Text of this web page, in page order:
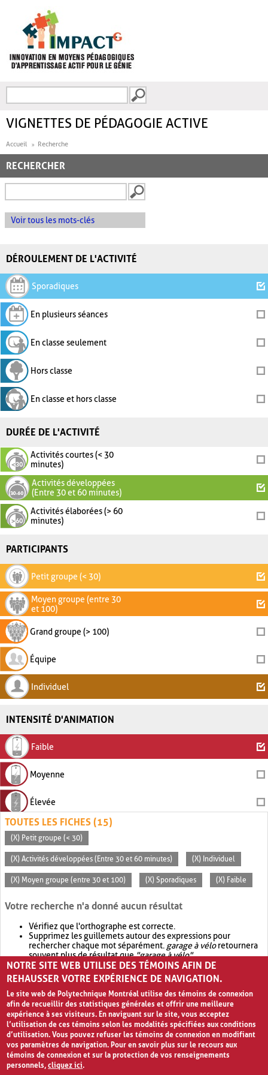
FORMULAIRE DE
VIGNETTES DE PÉDAGOGIE ACTIVE
Accueil Recherche
RECHERCHER
Voir tous les mots-clés
DÉROULEMENT DE L'ACTIVITÉ
Sporadiques
En plusieurs séances
En classe seulement
Hors classe
En classe et hors classe
DURÉE DE L'ACTIVITÉ
Activités courtes (< 30
minutes)
Activités développées
(Entre 30 et 60 minutes)
Activités élaborées (> 60
minutes)
PARTICIPANTS
Petit groupe (< 30)
Moyen groupe (entre 30
et 100)
Grand groupe (> 100)
Équipe
Individuel
INTENSITÉ D'ANIMATION
Faible
Moyenne
Élevée
TOUTES LES FICHES (15)
(X) Petit groupe (< 30)
(X) Activités développées (Entre 30 et 60 minutes) (X) Individuel
(X) Moyen groupe (entre 30 et 100) (X) Sporadiques (X) Faible
Votre recherche n'a donné aucun résultat
Vérifiez que l'orthographe est correcte.
Supprimez les guillemets autour des expressions pour
rechercher chaque mot séparément. garage à véloretournera
souvent plus de résultat que"garage à vélo".
Envisagez d'élargir votre recherche avec OR.garage OR vélo
retournera souvent plus de résultat quegarage à vélo
NOTRE SITE WEB UTILISE DES TÉMOINS AFIN DE
REHAUSSER VOTRE EXPÉRIENCE DE NAVIGATION.
Le site web de Polytechnique Montréal utilise des témoins de connexion
afin de recueillir des statistiques générales et offrir une meilleure
expérience à ses visiteurs. En naviguant sur le site, vous acceptez
l’utilisation de ces témoins selon les modalités spécifiées aux conditions
d’utilisation. Vous pouvez refuser les témoins de connexion en modifiant
vos paramètres de navigation. Pour en savoir plus sur le recours aux
témoins de connexion et sur la protection de vos renseignements
personnels,cliquez ici.